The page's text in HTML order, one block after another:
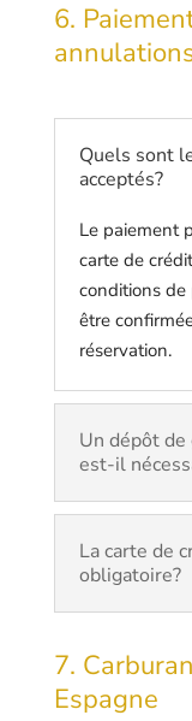
6.
Quels sont
acceptés?
Le paiement
carte de
conditions
être
réservation.
Un dépôt de
est-il
La carte de
obligatoire?
7.
Espagne